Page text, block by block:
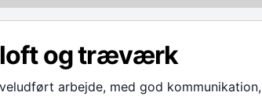
og træværk
arbejde, med god kommunikation,